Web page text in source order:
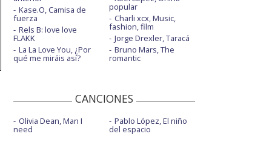
Kase.O, Camisa de
fuerza
Rels B: love love
FLAKK
La La Love You, ¿Por
qué me miráis así?
popular
Charli xcx, Music,
fashion, film
Jorge Drexler, Taracá
Bruno Mars, The
romantic
CANCIONES
Olivia Dean, Man I
need
Pablo López, El niño
del espacio